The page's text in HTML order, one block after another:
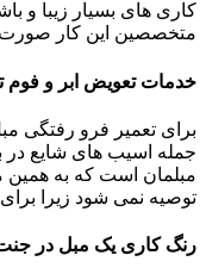
کاری های بسیار زیبا و
متخصصین این کار
خدمات تعویض ابر و
برای تعمیر فرو رفتگی
جمله اسیب های شایع در
مبلمان است که به
توصیه نمی شود زیرا
رنگ کاری یک مبل در